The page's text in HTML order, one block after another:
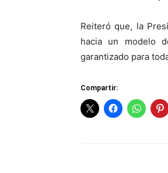
Reiteró que, la
hacia un modelo
garantizado para
Compartir: